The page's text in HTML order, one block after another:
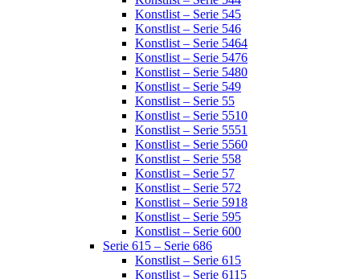
Konstlist – Serie 545
Konstlist – Serie 546
Konstlist – Serie 5464
Konstlist – Serie 5476
Konstlist – Serie 5480
Konstlist – Serie 549
Konstlist – Serie 55
Konstlist – Serie 5510
Konstlist – Serie 5551
Konstlist – Serie 5560
Konstlist – Serie 558
Konstlist – Serie 57
Konstlist – Serie 572
Konstlist – Serie 5918
Konstlist – Serie 595
Konstlist – Serie 600
Serie 615 – Serie 686
Konstlist – Serie 615
Konstlist – Serie 6115